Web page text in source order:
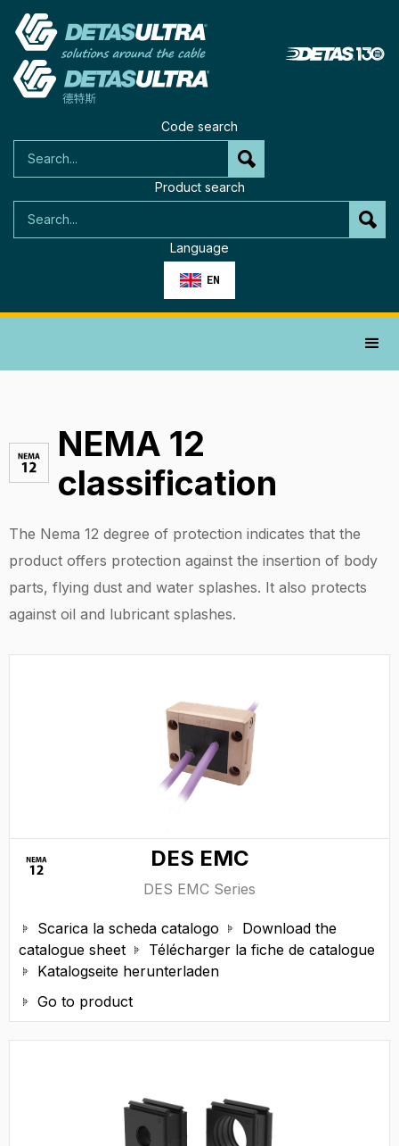
Code search
Product search
Language
EN
NEMA 12
classification
The Nema 12 degree of protection indicates that the
product offers protection against the insertion of body
parts, flying dust and water splashes. It also protects
against oil and lubricant splashes.
DES EMC
DES EMC Series
 Scarica la scheda catalogo 
Download the
catalogue sheet
 Télécharger la fiche de catalogue
 Katalogseite herunterladen
 Go to product